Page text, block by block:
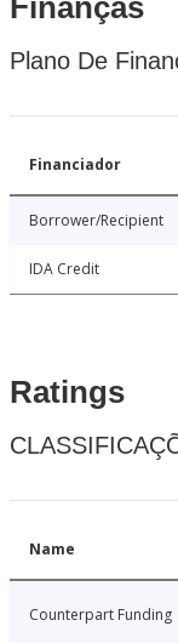
Finanças
Plano De
Financiador
Borrower/Recipient
IDA Credit
Ratings
Name
Counterpart Funding